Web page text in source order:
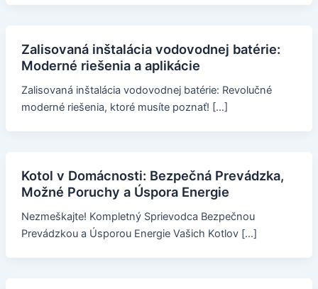
Zalisovaná inštalácia vodovodnej batérie:
Moderné riešenia a aplikácie
Zalisovaná inštalácia vodovodnej batérie: Revolučné
moderné riešenia, ktoré musíte poznať! […]
Kotol v Domácnosti: Bezpečná Prevádzka,
Možné Poruchy a Úspora Energie
Nezmeškajte! Kompletný Sprievodca Bezpečnou
Prevádzkou a Úsporou Energie Vašich Kotlov […]